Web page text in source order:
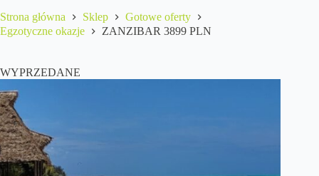
Strona główna Sklep
Gotowe oferty
Egzotyczne okazje
ZANZIBAR 3899 PLN
WYPRZEDANE